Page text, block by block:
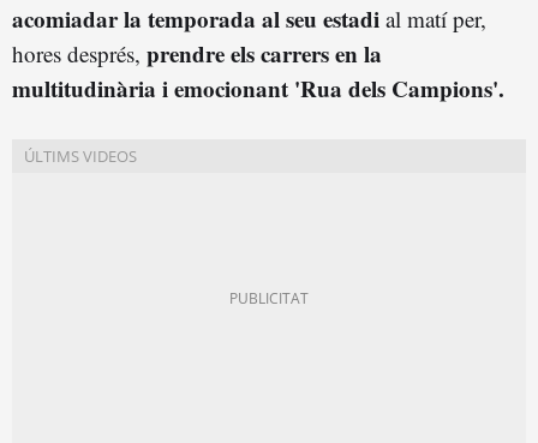
acomiadar la temporada al seu estadi al matí per,
hores després, prendre els carrers en la
multitudinària i emocionant 'Rua dels Campions'.